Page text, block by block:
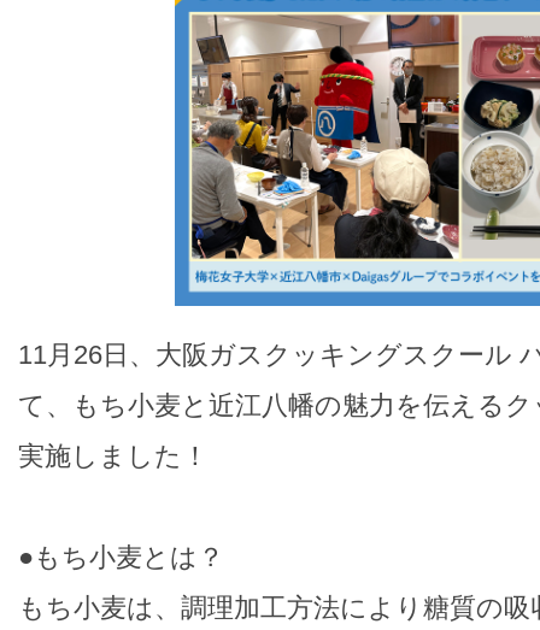
11月26日、大阪ガスクッキングスクール
て、もち小麦と近江八幡の魅力を伝える
実施しました！
●もち小麦とは？
もち小麦は、調理加工方法により糖質の